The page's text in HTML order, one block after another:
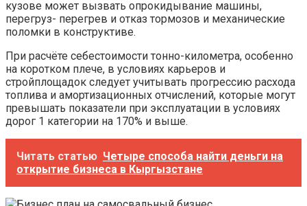
кузове может вызвать опрокидывание машины,
перегруз- перегрев и отказ тормозов и механические
поломки в конструктиве.
При расчёте себестоимости тонно-километра, особенно
на коротком плече, в условиях карьеров и
стройплощадок следует учитывать прогрессию расхода
топлива и амортизационных отчислений, которые могут
превышать показатели при эксплуатации в условиях
дорог 1 категории на 170% и выше.
Читать статью Четыре способа найти деньги на
открытие бизнеса в Кыргызстане